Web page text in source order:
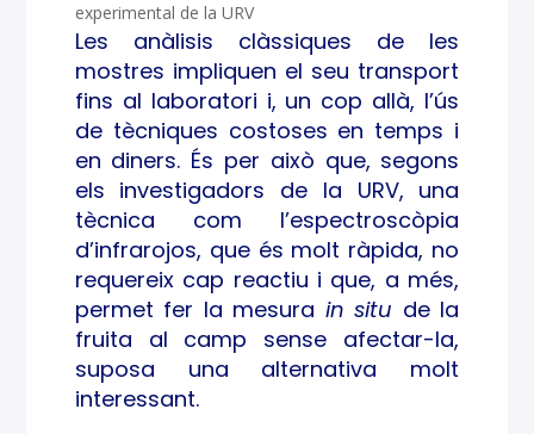
experimental de la URV
Les anàlisis clàssiques de les
mostres impliquen el seu transport
fins al laboratori i, un cop allà, l’ús
de tècniques costoses en temps i
en diners. És per això que, segons
els investigadors de la URV, una
tècnica com l’espectroscòpia
d’infrarojos, que és molt ràpida, no
requereix cap reactiu i que, a més,
permet fer la mesura in situ de la
fruita al camp sense afectar-la,
suposa una alternativa molt
interessant.